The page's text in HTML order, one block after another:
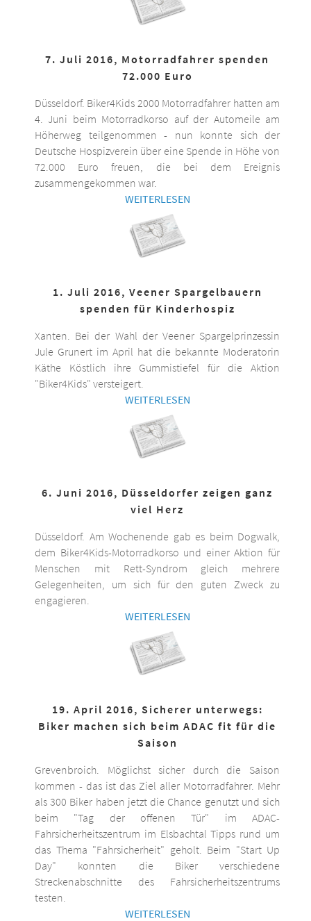
7. Juli 2016, Motorradfahrer spenden
72.000 Euro
Düsseldorf. Biker4Kids 2000 Motorradfahrer hatten am
4. Juni beim Motorradkorso auf der Automeile am
Höherweg teilgenommen - nun konnte sich der
Deutsche Hospizverein über eine Spende in Höhe von
72.000 Euro freuen, die bei dem Ereignis
zusammengekommen war.
WEITERLESEN
1. Juli 2016, Veener Spargelbauern
spenden für Kinderhospiz
Xanten. Bei der Wahl der Veener Spargelprinzessin
Jule Grunert im April hat die bekannte Moderatorin
Käthe Köstlich ihre Gummistiefel für die Aktion
"Biker4Kids" versteigert.
WEITERLESEN
6. Juni 2016, Düsseldorfer zeigen ganz
viel Herz
Düsseldorf. Am Wochenende gab es beim Dogwalk,
dem Biker4Kids-Motorradkorso und einer Aktion für
Menschen mit Rett-Syndrom gleich mehrere
Gelegenheiten, um sich für den guten Zweck zu
engagieren.
WEITERLESEN
19. April 2016, Sicherer unterwegs:
Biker machen sich beim ADAC fit für die
Saison
Grevenbroich. Möglichst sicher durch die Saison
kommen - das ist das Ziel aller Motorradfahrer. Mehr
als 300 Biker haben jetzt die Chance genutzt und sich
beim "Tag der offenen Tür" im ADAC-
Fahrsicherheitszentrum im Elsbachtal Tipps rund um
das Thema "Fahrsicherheit" geholt. Beim "Start Up
Day" konnten die Biker verschiedene
Streckenabschnitte des Fahrsicherheitszentrums
testen.
WEITERLESEN